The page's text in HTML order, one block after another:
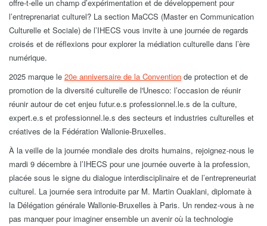
offre-t-elle un champ d’expérimentation et de développement pour
l’entreprenariat culturel? La section MaCCS (Master en Communication
Culturelle et Sociale) de l’IHECS vous invite à une journée de regards
croisés et de réflexions pour explorer la médiation culturelle dans l’ère
numérique.
2025 marque le 20e anniversaire de la Convention de protection et de
promotion de la diversité culturelle de l'Unesco: l’occasion de réunir
réunir autour de cet enjeu futur.e.s professionnel.le.s de la culture,
expert.e.s et professionnel.le.s des secteurs et industries culturelles et
créatives de la Fédération Wallonie-Bruxelles.
À la veille de la journée mondiale des droits humains, rejoignez-nous le
mardi 9 décembre à l’IHECS pour une journée ouverte à la profession,
placée sous le signe du dialogue interdisciplinaire et de l’entrepreneuriat
culturel. La journée sera introduite par M. Martin Ouaklani, diplomate à
la Délégation générale Wallonie-Bruxelles à Paris. Un rendez-vous à ne
pas manquer pour imaginer ensemble un avenir où la technologie